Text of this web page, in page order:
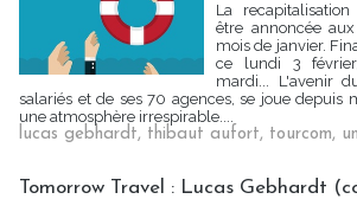
La
être annoncée
mois de janvier.
ce lundi 3
mardi... L'avenir
salariés et de ses 70 agences, se joue depuis
une atmosphère irrespirable....
lucas gebhardt, thibaut aufort, tourcom,
Tomorrow Travel : Lucas Gebhardt